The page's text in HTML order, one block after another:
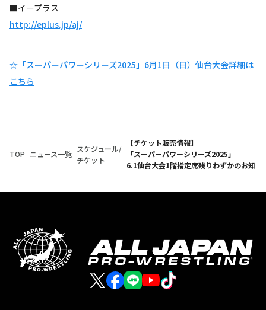
■イープラス
http://eplus.jp/aj/
☆「スーパーパワーシリーズ2025」6月1日（日）仙台大会詳細は
こちら
TOP ニュース一覧
スケジュール/
チケット
【チケット販売情報】
「スーパーパワーシリーズ2025」
6.1仙台大会1階指定席残りわずかのお知ら